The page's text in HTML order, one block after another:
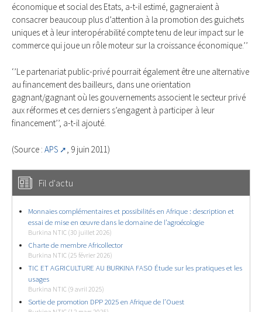
économique et social des Etats, a-t-il estimé, gagneraient à
consacrer beaucoup plus d’attention à la promotion des guichets
uniques et à leur interopérabilité compte tenu de leur impact sur le
commerce qui joue un rôle moteur sur la croissance économique.’’
‘’Le partenariat public-privé pourrait également être une alternative
au financement des bailleurs, dans une orientation
gagnant/gagnant où les gouvernements associent le secteur privé
aux réformes et ces derniers s’engagent à participer à leur
financement’’, a-t-il ajouté.
(Source : APS , 9 juin 2011)
Fil d'actu
Monnaies complémentaires et possibilités en Afrique : description et
essai de mise en œuvre dans le domaine de l’agroécologie
Burkina NTIC (30 juillet 2026)
Charte de membre Africollector
Burkina NTIC (25 février 2026)
TIC ET AGRICULTURE AU BURKINA FASO Étude sur les pratiques et les
usages
Burkina NTIC (9 avril 2025)
Sortie de promotion DPP 2025 en Afrique de l’Ouest